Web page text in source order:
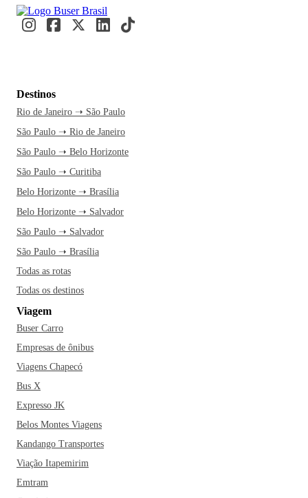
Destinos
Rio de Janeiro ➝ São Paulo
São Paulo ➝ Rio de Janeiro
São Paulo ➝ Belo Horizonte
São Paulo ➝ Curitiba
Belo Horizonte ➝ Brasília
Belo Horizonte ➝ Salvador
São Paulo ➝ Salvador
São Paulo ➝ Brasília
Todas as rotas
Todas os destinos
Viagem
Buser Carro
Empresas de ônibus
Viagens Chapecó
Bus X
Expresso JK
Belos Montes Viagens
Kandango Transportes
Viação Itapemirim
Emtram